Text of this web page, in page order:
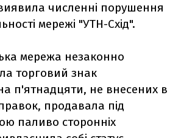
численні порушення
мережі "УТН-Схід".
мережа незаконно
торговий знак
п'ятнадцяти, не внесених в
продавала під
паливо сторонніх